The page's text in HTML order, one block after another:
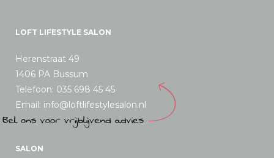
LOFT LIFESTYLE SALON
Herenstraat 49
1406 PA Bussum
Telefoon: 035 698 45 45
Email: info@loftlifestylesalon.nl
SALON